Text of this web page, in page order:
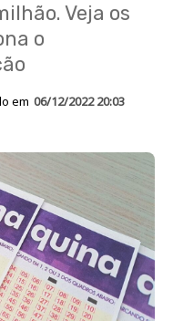
Veja os
o
em 06/12/2022 20:03